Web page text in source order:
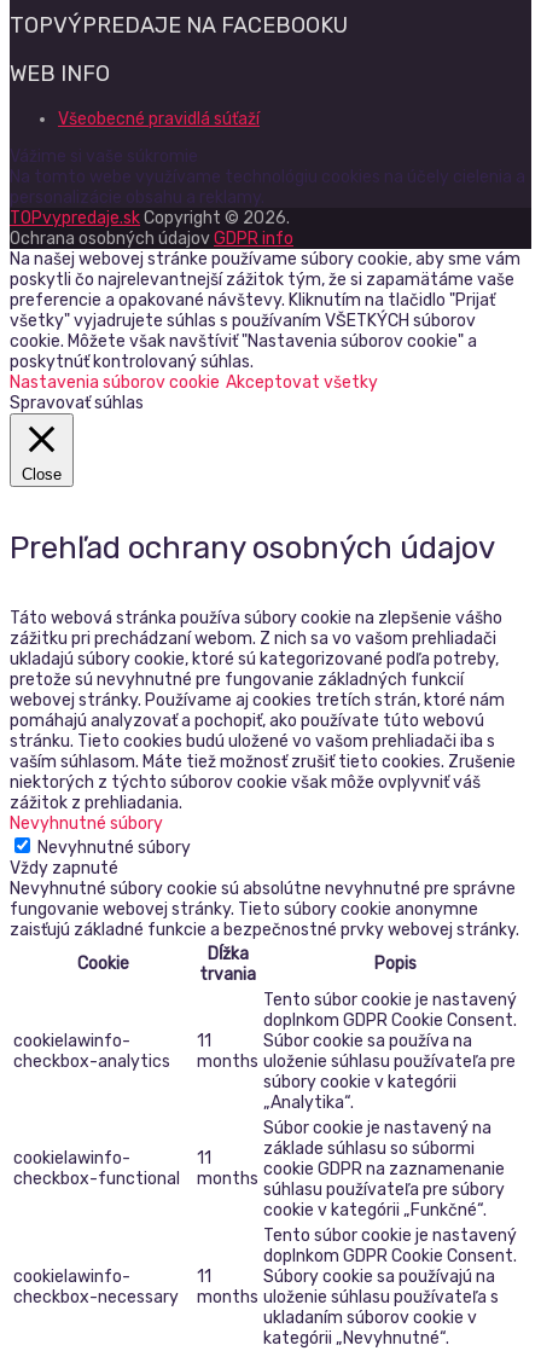
TOPVÝPREDAJE NA FACEBOOKU
WEB INFO
Všeobecné pravidlá súťaží
Vážime si vaše súkromie
Na tomto webe využívame technológiu cookies na účely cielenia a
personalizácie obsahu a reklamy.
TOPvypredaje.skCopyright © 2026.
Ochrana osobných údajovGDPR info
Na našej webovej stránke používame súbory cookie, aby sme vám
poskytli čo najrelevantnejší zážitok tým, že si zapamätáme vaše
preferencie a opakované návštevy. Kliknutím na tlačidlo "Prijať
všetky" vyjadrujete súhlas s používaním VŠETKÝCH súborov
cookie. Môžete však navštíviť "Nastavenia súborov cookie" a
poskytnúť kontrolovaný súhlas.
Nastavenia súborov cookie Akceptovat všetky
Spravovať súhlas
Close
Prehľad ochrany osobných údajov
Táto webová stránka používa súbory cookie na zlepšenie vášho
zážitku pri prechádzaní webom. Z nich sa vo vašom prehliadači
ukladajú súbory cookie, ktoré sú kategorizované podľa potreby,
pretože sú nevyhnutné pre fungovanie základných funkcií
webovej stránky. Používame aj cookies tretích strán, ktoré nám
pomáhajú analyzovať a pochopiť, ako používate túto webovú
stránku. Tieto cookies budú uložené vo vašom prehliadači iba s
vaším súhlasom. Máte tiež možnosť zrušiť tieto cookies. Zrušenie
niektorých z týchto súborov cookie však môže ovplyvniť váš
zážitok z prehliadania.
Nevyhnutné súbory
Nevyhnutné súbory
Vždy zapnuté
Nevyhnutné súbory cookie sú absolútne nevyhnutné pre správne
fungovanie webovej stránky. Tieto súbory cookie anonymne
zaisťujú základné funkcie a bezpečnostné prvky webovej stránky.
Cookie
Dĺžka
trvania
Popis
cookielawinfo-
checkbox-analytics
11
months
Tento súbor cookie je nastavený
doplnkom GDPR Cookie Consent.
Súbor cookie sa používa na
uloženie súhlasu používateľa pre
súbory cookie v kategórii
„Analytika“.
cookielawinfo-
checkbox-functional
11
months
Súbor cookie je nastavený na
základe súhlasu so súbormi
cookie GDPR na zaznamenanie
súhlasu používateľa pre súbory
cookie v kategórii „Funkčné“.
cookielawinfo-
checkbox-necessary
11
months
Tento súbor cookie je nastavený
doplnkom GDPR Cookie Consent.
Súbory cookie sa používajú na
uloženie súhlasu používateľa s
ukladaním súborov cookie v
kategórii „Nevyhnutné“.